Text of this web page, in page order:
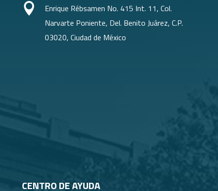
CENTRO DE AYUDA

Enrique Rébsamen No. 415 Int. 11, Col.
Narvarte Poniente, Del. Benito Juárez, C.P.
03020, Ciudad de México